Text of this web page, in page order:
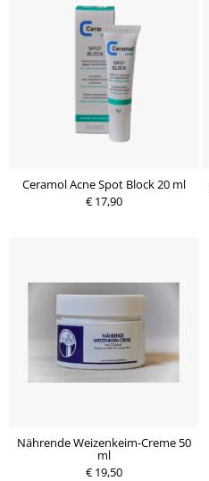
Ceramol Acne Spot Block 20 ml
€ 17,90
Nährende Weizenkeim-Creme 50
ml
€ 19,50